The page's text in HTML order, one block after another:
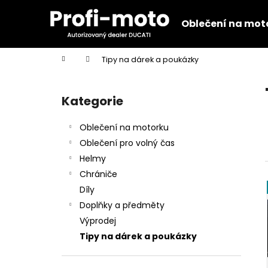
Oblečení na
Domů Tipy na dárek a poukázky
Přeskočit
kategorie
Kategorie
Oblečení na motorku
Oblečení pro volný čas
Helmy
Chrániče
Díly
Doplňky a předměty
Výprodej
Tipy na dárek a poukázky
í
Zpět
do
Zpět
do
KŠILTOVKA GP REPLICA 25